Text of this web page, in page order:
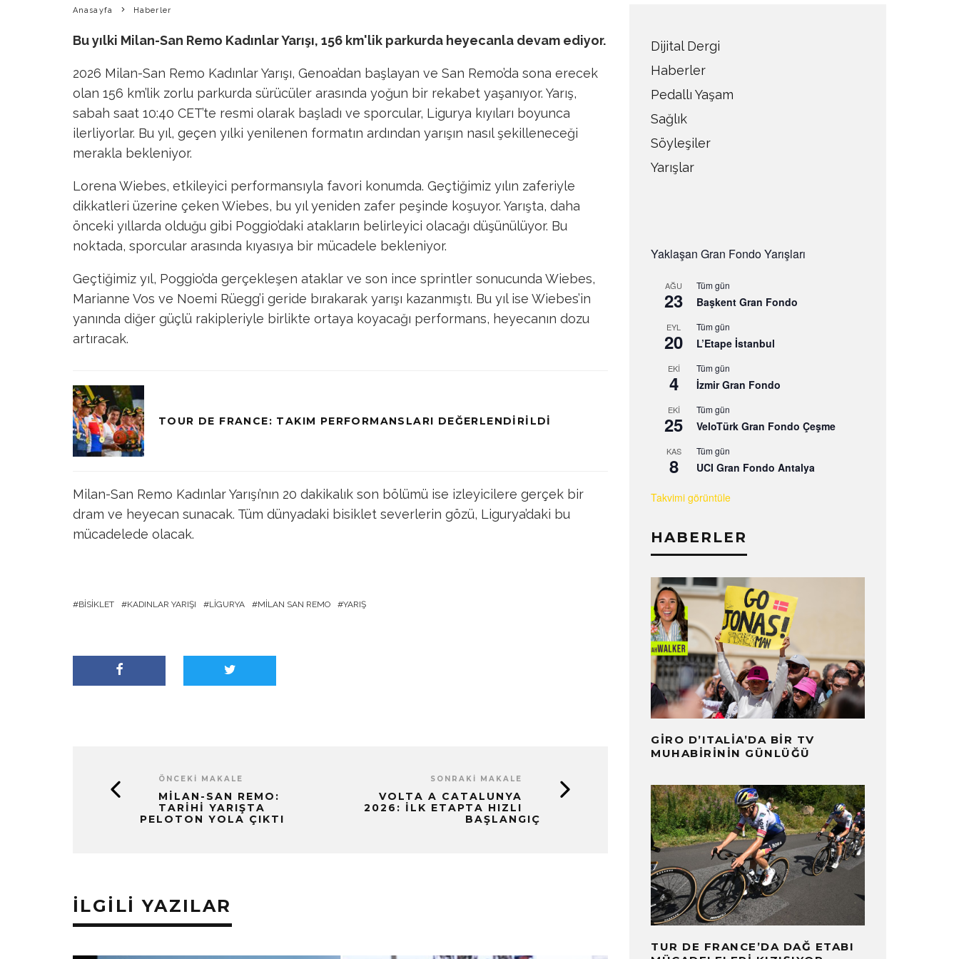
Anasayfa Haberler
Bu yılki Milan-San Remo Kadınlar Yarışı, 156 km'lik parkurda heyecanla devam ediyor.
2026 Milan-San Remo Kadınlar Yarışı, Genoa’dan başlayan ve San Remo’da sona erecek
olan 156 km’lik zorlu parkurda sürücüler arasında yoğun bir rekabet yaşanıyor. Yarış,
sabah saat 10:40 CET’te resmi olarak başladı ve sporcular, Ligurya kıyıları boyunca
ilerliyorlar. Bu yıl, geçen yılki yenilenen formatın ardından yarışın nasıl şekilleneceği
merakla bekleniyor.
Lorena Wiebes, etkileyici performansıyla favori konumda. Geçtiğimiz yılın zaferiyle
dikkatleri üzerine çeken Wiebes, bu yıl yeniden zafer peşinde koşuyor. Yarışta, daha
önceki yıllarda olduğu gibi Poggio’daki atakların belirleyici olacağı düşünülüyor. Bu
noktada, sporcular arasında kıyasıya bir mücadele bekleniyor.
Geçtiğimiz yıl, Poggio’da gerçekleşen ataklar ve son ince sprintler sonucunda Wiebes,
Marianne Vos ve Noemi Rüegg’i geride bırakarak yarışı kazanmıştı. Bu yıl ise Wiebes’in
yanında diğer güçlü rakipleriyle birlikte ortaya koyacağı performans, heyecanın dozu
artıracak.
TOUR DE FRANCE: TAKIM PERFORMANSLARI DEĞERLENDIRILDI
Milan-San Remo Kadınlar Yarışı’nın 20 dakikalık son bölümü ise izleyicilere gerçek bir
dram ve heyecan sunacak. Tüm dünyadaki bisiklet severlerin gözü, Ligurya’daki bu
mücadelede olacak.
BISIKLET KADINLAR YARIŞI LIGURYA MILAN SAN REMO YARIŞ
ÖNCEKI MAKALE
MILAN-SAN REMO:
TARIHI YARIŞTA
PELOTON YOLA ÇIKTI
SONRAKI MAKALE
VOLTA A CATALUNYA
2026: İLK ETAPTA HIZLI
BAŞLANGIÇ
İLGILI YAZILAR
Dijital Dergi
Haberler
Pedallı Yaşam
Sağlık
Söyleşiler
Yarışlar
Yaklaşan Gran Fondo Yarışları
AĞU
23
Tüm gün
Başkent Gran Fondo
EYL
20
Tüm gün
L’Etape İstanbul
EKI
4
Tüm gün
İzmir Gran Fondo
EKI
25
Tüm gün
VeloTürk Gran Fondo Çeşme
KAS
8
Tüm gün
UCI Gran Fondo Antalya
Takvimi görüntüle
HABERLER
GIRO D’ITALIA’DA BIR TV
MUHABIRININ GÜNLÜĞÜ
TUR DE FRANCE’DA DAĞ ETABI